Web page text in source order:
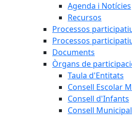
Agenda i Notícies
Recursos
Processos
Processos
Documents
Òrgans de
Taula d'Entitats
Consell Escolar
Consell d'Infants
Consell